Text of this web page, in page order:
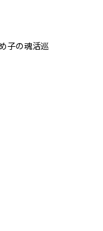
子の魂活巡